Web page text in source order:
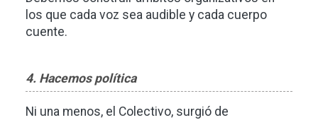
los que cada voz sea audible y cada cuerpo
cuente.
4. Hacemos política
Ni una menos, el Colectivo, surgió de